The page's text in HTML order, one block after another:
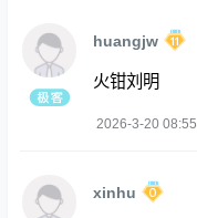
huangjw
火钳刘明
2026-3-20 08:55
xinhu